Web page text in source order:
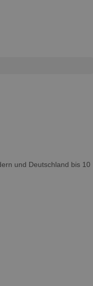
und Deutschland bis 10